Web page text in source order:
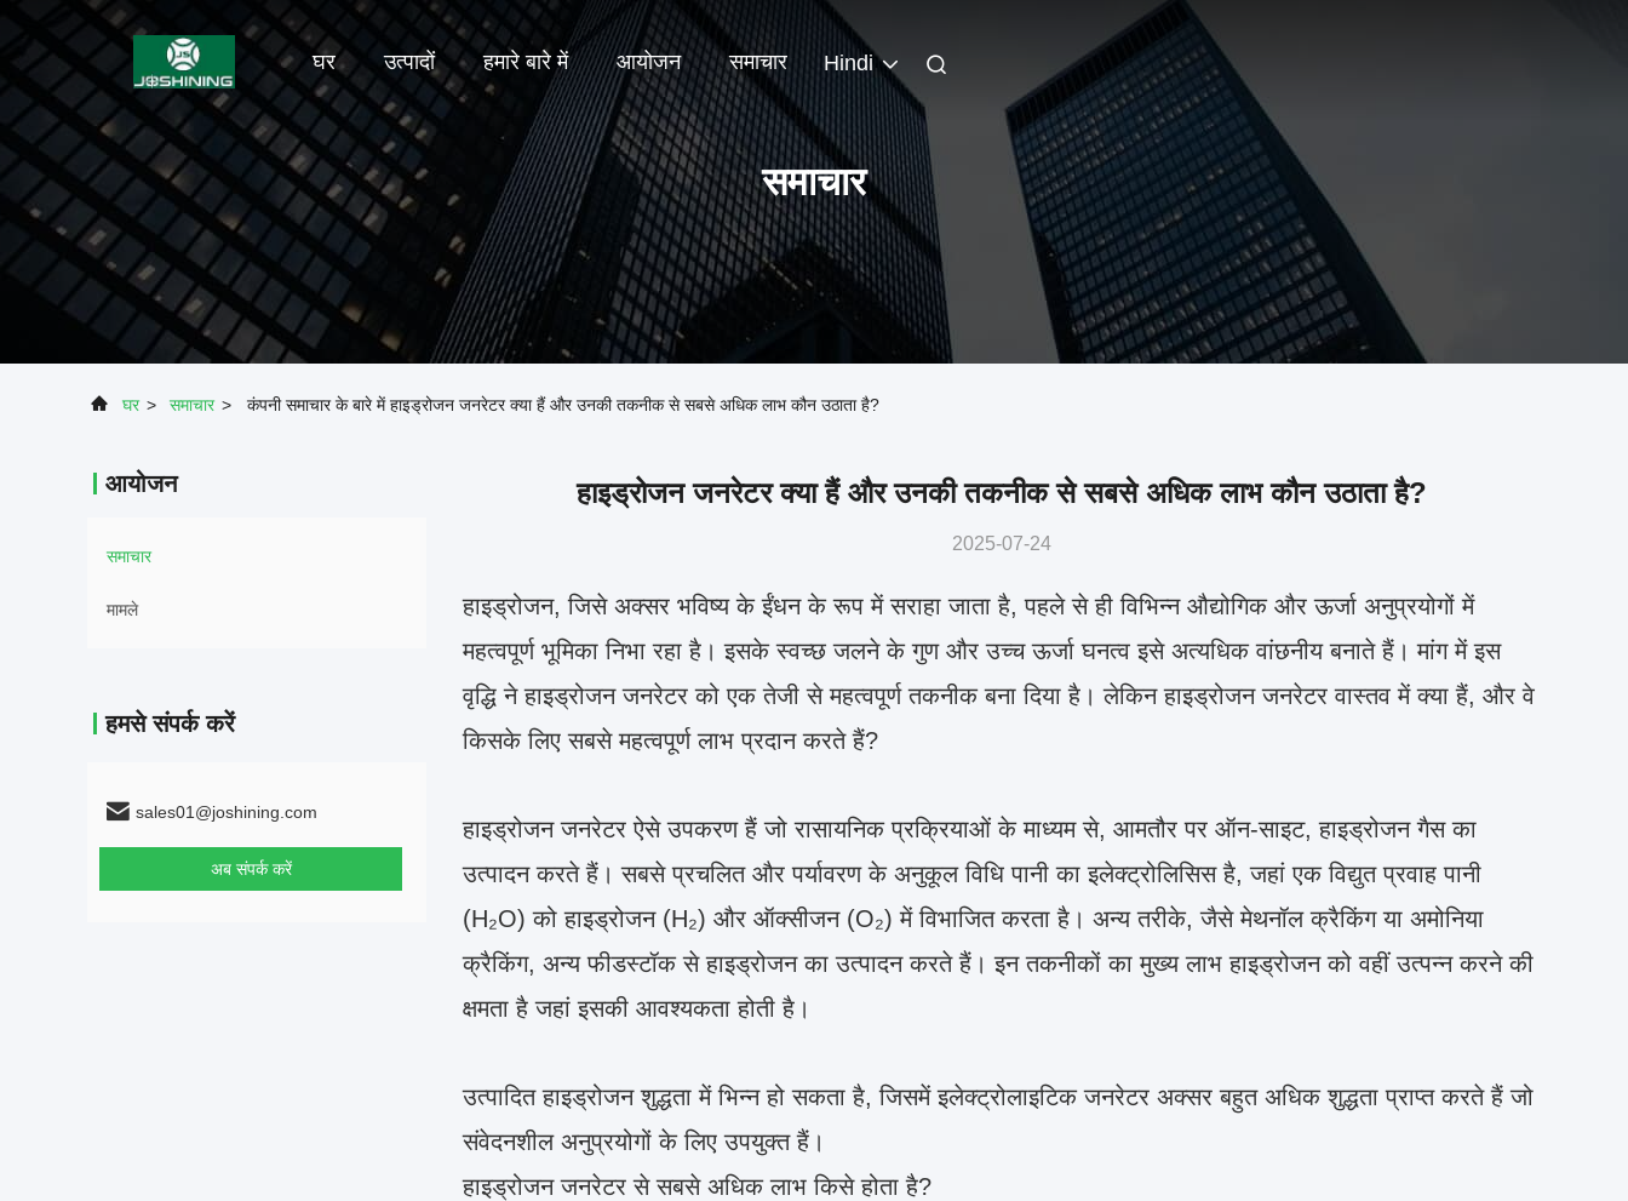
घर उत्पादों हमारे बारे में आयोजन समाचार Hindi
समाचार
घर > समाचार > कंपनी समाचार के बारे में हाइड्रोजन जनरेटर क्या हैं और उनकी तकनीक से सबसे अधिक लाभ कौन उठाता है?
आयोजन
समाचार
मामले
हमसे संपर्क करें
sales01@joshining.com
अब संपर्क करें
हाइड्रोजन जनरेटर क्या हैं और उनकी तकनीक से सबसे अधिक लाभ कौन उठाता है?
2025-07-24
हाइड्रोजन, जिसे अक्सर भविष्य के ईंधन के रूप में सराहा जाता है, पहले से ही विभिन्न औद्योगिक और ऊर्जा अनुप्रयोगों में
महत्वपूर्ण भूमिका निभा रहा है। इसके स्वच्छ जलने के गुण और उच्च ऊर्जा घनत्व इसे अत्यधिक वांछनीय बनाते हैं। मांग में इस
वृद्धि ने हाइड्रोजन जनरेटर को एक तेजी से महत्वपूर्ण तकनीक बना दिया है। लेकिन हाइड्रोजन जनरेटर वास्तव में क्या हैं, और वे
किसके लिए सबसे महत्वपूर्ण लाभ प्रदान करते हैं?
हाइड्रोजन जनरेटर ऐसे उपकरण हैं जो रासायनिक प्रक्रियाओं के माध्यम से, आमतौर पर ऑन-साइट, हाइड्रोजन गैस का
उत्पादन करते हैं। सबसे प्रचलित और पर्यावरण के अनुकूल विधि पानी का इलेक्ट्रोलिसिस है, जहां एक विद्युत प्रवाह पानी
(H₂O) को हाइड्रोजन (H₂) और ऑक्सीजन (O₂) में विभाजित करता है। अन्य तरीके, जैसे मेथनॉल क्रैकिंग या अमोनिया
क्रैकिंग, अन्य फीडस्टॉक से हाइड्रोजन का उत्पादन करते हैं। इन तकनीकों का मुख्य लाभ हाइड्रोजन को वहीं उत्पन्न करने की
क्षमता है जहां इसकी आवश्यकता होती है।
उत्पादित हाइड्रोजन शुद्धता में भिन्न हो सकता है, जिसमें इलेक्ट्रोलाइटिक जनरेटर अक्सर बहुत अधिक शुद्धता प्राप्त करते हैं जो
संवेदनशील अनुप्रयोगों के लिए उपयुक्त हैं।
हाइड्रोजन जनरेटर से सबसे अधिक लाभ किसे होता है?